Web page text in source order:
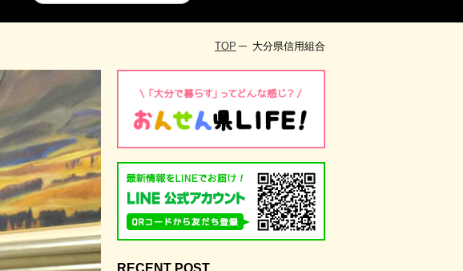
TOP 大分県信用組合
RECENT POST